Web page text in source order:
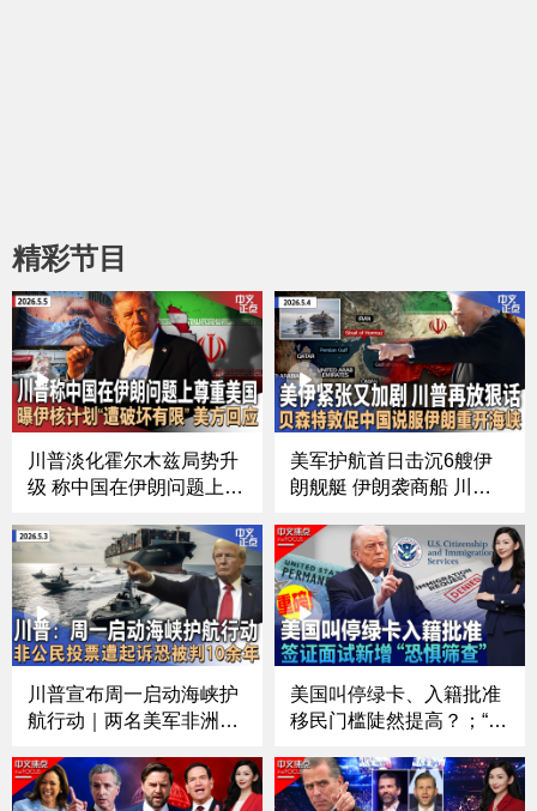
精彩节目
川普淡化霍尔木兹局势升
级 称中国在伊朗问题上尊
破坏有限” 五角大楼不承
认不否认｜共和党抛$720
亿法案强推ICE拨款 ｜世
卫：大西洋邮轮病毒或为
人际传播《中文正点》26.
5.5
美军护航首日击沉6艘伊
朗舰艇 伊朗袭商船 川普
国加大外交努力 说服伊朗
重开霍尔木兹海峡｜纽约
前市长朱利安尼病重住院
｜中国胰岛素首获FDA批
准进入美国市场《中文正
点》26.5.4
川普宣布周一启动海峡护
航行动｜两名美军非洲失
问题｜前FBI局长被诉或
有更多原因｜新州非公民
美国叫停绿卡、入籍批准
移民门槛陡然提高？；“不
增“恐惧筛查”；移民法
庭“大换血”？“驱逐法官”火